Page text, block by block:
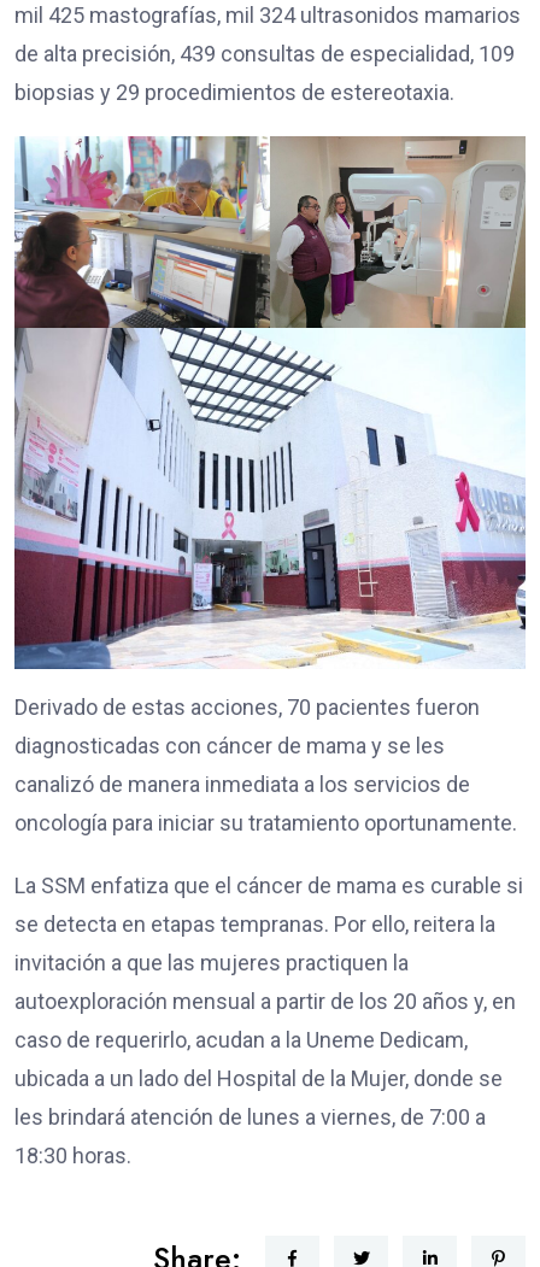
mil 425 mastografías, mil 324 ultrasonidos mamarios
de alta precisión, 439 consultas de especialidad, 109
biopsias y 29 procedimientos de estereotaxia.
Derivado de estas acciones, 70 pacientes fueron
diagnosticadas con cáncer de mama y se les
canalizó de manera inmediata a los servicios de
oncología para iniciar su tratamiento oportunamente.
La SSM enfatiza que el cáncer de mama es curable si
se detecta en etapas tempranas. Por ello, reitera la
invitación a que las mujeres practiquen la
autoexploración mensual a partir de los 20 años y, en
caso de requerirlo, acudan a la Uneme Dedicam,
ubicada a un lado del Hospital de la Mujer, donde se
les brindará atención de lunes a viernes, de 7:00 a
18:30 horas.
Share: